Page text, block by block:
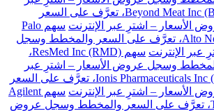
سهم Beyond Meat Inc (BYND)، تعرَّف على السعر
– اشترِ عبر الإنترنت
سهم Palo
Alto Networks Inc (PANW)، تعرَّف على السعر والمخطط وسجل
عبر الإنترنت
سهم ResMed Inc (RMD)،
وسجل عروض الأسعار – اشترِ عبر
سهم Ionis Pharmaceuticals Inc (IONS)، تعرَّف على السعر
– اشترِ عبر الإنترنت
سهم Agilent
Technologies Inc. (A)، تعرَّف على السعر والمخطط وسجل عروض